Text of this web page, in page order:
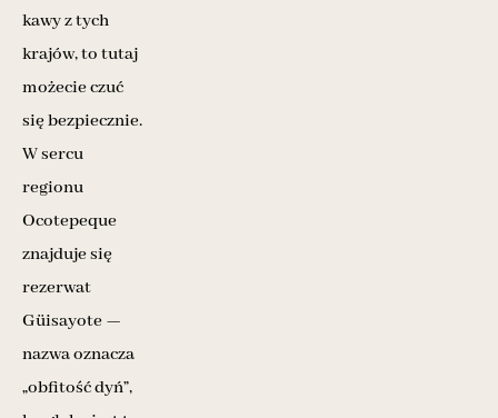
kawy z tych
krajów, to tutaj
możecie czuć
się bezpiecznie.
W sercu
regionu
Ocotepeque
znajduje się
rezerwat
Güisayote —
nazwa oznacza
„obfitość dyń”,